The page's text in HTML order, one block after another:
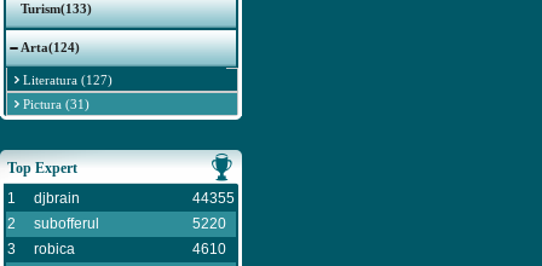
Turism(133)
Arta(124)
Literatura (127)
Pictura (31)
Top Expert
1
djbrain
44355
2
subofferul
5220
3
robica
4610